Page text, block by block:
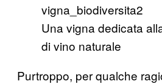
Una vigna dedicata
di vino naturale
Purtroppo, per qualche